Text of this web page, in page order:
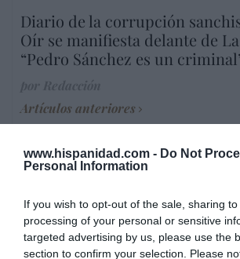
www.hispanidad.com - Do Not
Personal Information
If you wish to opt-out of the sale, sharing
processing of your personal or sensitive
targeted advertising by us, please use the
section to confirm your selection. Please
Diario de la corrupción
Oír se manifiesta delante de
“Pedro Sánchez es un
Artículos anteriores
Opinión
por Pablo Ferrer